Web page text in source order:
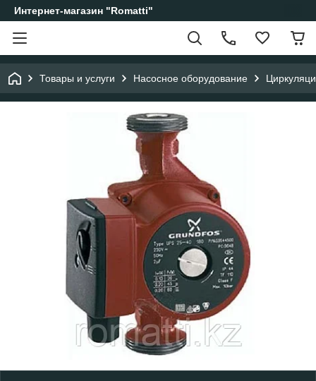
Интернет-магазин "Romatti"
Товары и услуги Насосное оборудование